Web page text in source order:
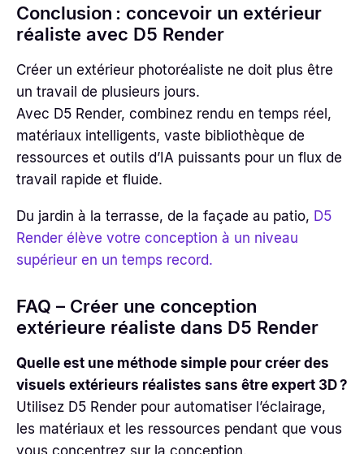
Conclusion : concevoir un extérieur
réaliste avec D5 Render
Créer un extérieur photoréaliste ne doit plus être
un travail de plusieurs jours.
Avec D5 Render, combinez rendu en temps réel,
matériaux intelligents, vaste bibliothèque de
ressources et outils d’IA puissants pour un flux de
travail rapide et fluide.
Du jardin à la terrasse, de la façade au patio, D5
Render élève votre conception à un niveau
supérieur en un temps record.
FAQ – Créer une conception
extérieure réaliste dans D5 Render
Quelle est une méthode simple pour créer des
visuels extérieurs réalistes sans être expert 3D ?
Utilisez D5 Render pour automatiser l’éclairage,
les matériaux et les ressources pendant que vous
vous concentrez sur la conception.